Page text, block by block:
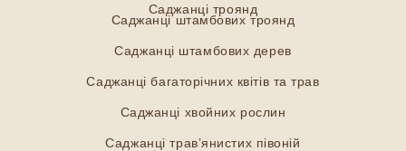
Саджанці троянд
Саджанці штамбових троянд
Саджанці штамбових дерев
Саджанці багаторічних квітів та трав
Саджанці хвойних рослин
Саджанці трав’янистих півоній